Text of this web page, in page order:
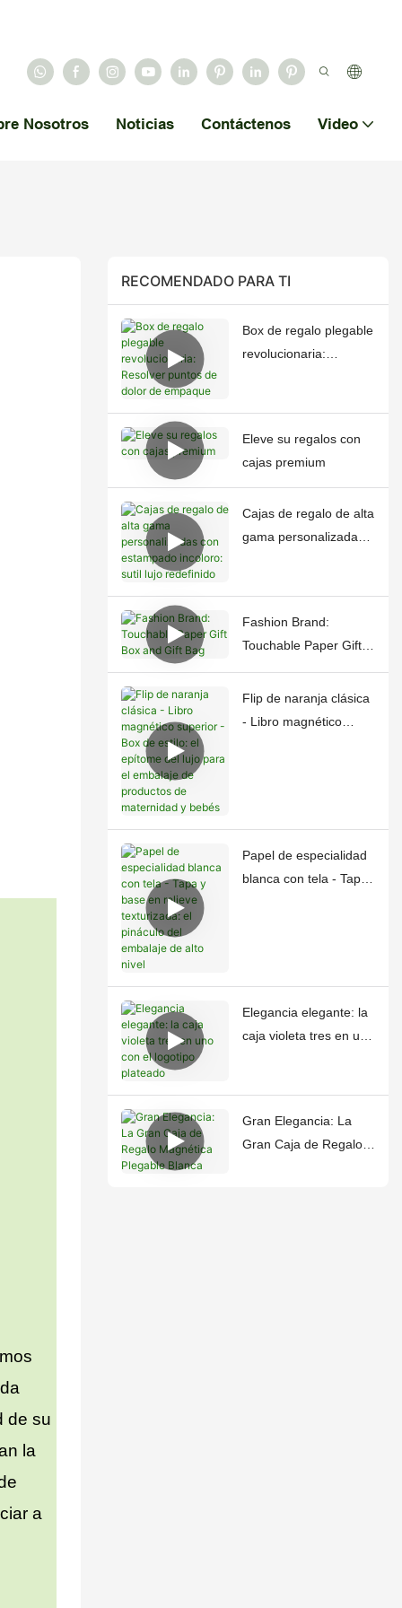
Nosotros Noticias Contáctenos Video
de su
la
a
RECOMENDADO PARA TI
Box de regalo plegable
revolucionaria:
Eleve su regalos con
cajas premium
Cajas de regalo de alta
gama personalizadas
Fashion Brand:
Touchable Paper Gift
Box and Gift Bag
Flip de naranja clásica
- Libro magnético
Papel de especialidad
blanca con tela - Tapa
Elegancia elegante: la
caja violeta tres en uno
Gran Elegancia: La
Gran Caja de Regalo